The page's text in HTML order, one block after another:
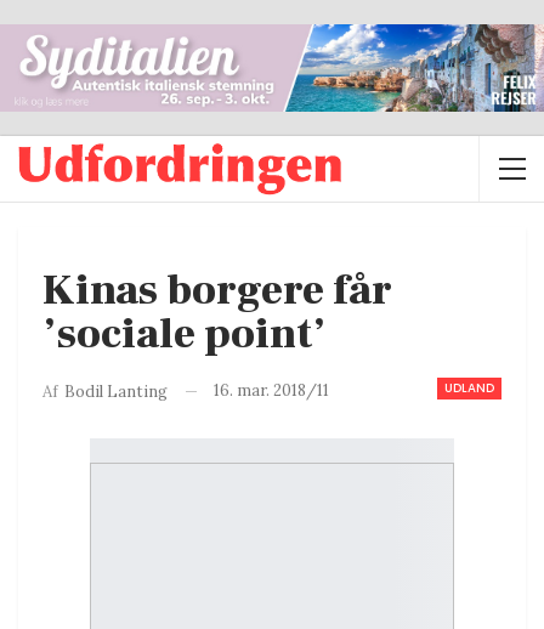
Kinas borgere får
’sociale point’
UDLAND
Af Bodil Lanting 16. mar. 2018/11